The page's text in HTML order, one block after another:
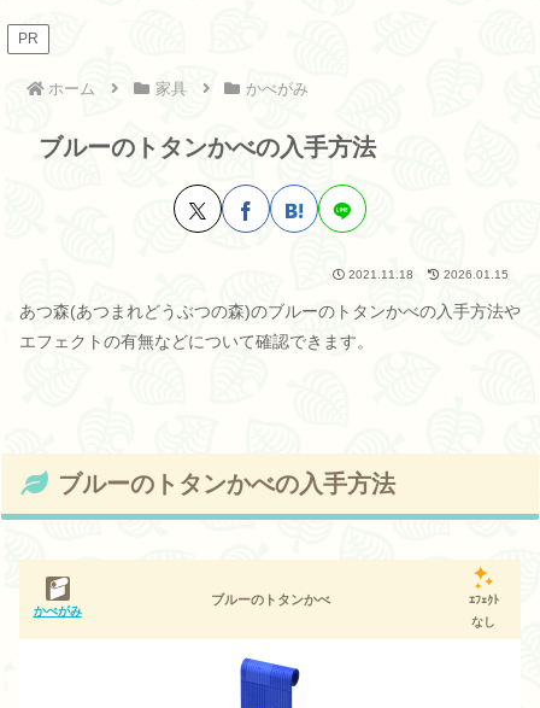
PR
ホーム 家具 かべがみ
ブルーのトタンかべの入手方法
2021.11.18 2026.01.15
あつ森(あつまれどうぶつの森)のブルーのトタンかべの入手方法や
エフェクトの有無などについて確認できます。
ブルーのトタンかべの入手方法
かべがみ
ブルーのトタンかべ
ｴﾌｪｸﾄ
なし